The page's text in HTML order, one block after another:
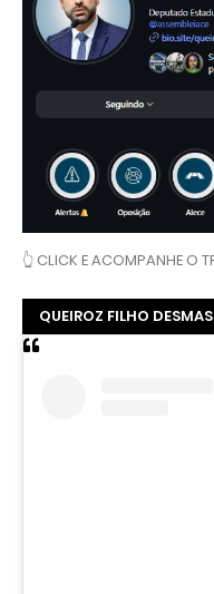
👆 CLICK E ACOMPANHE O
QUEIROZ FILHO